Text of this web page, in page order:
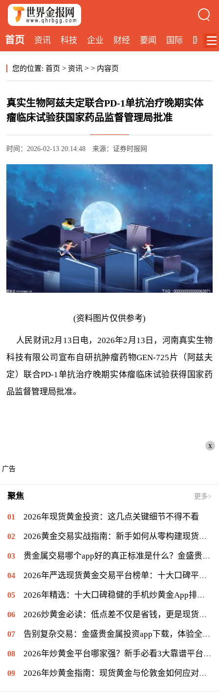
首页 资讯 科技 企业 财经 要闻 国际 国内
您的位置: 首页 > 资讯 > > 内容页
真实生物阿兹夫定联合PD-1单抗治疗晚期实体
瘤临床试验获国家药品监督管理局批准
时间：2026-02-13 20:14:48 来源：证券时报网
(资料图片仅供参考)
人民财讯2月13日电，2026年2月13日，河南真实生物
科技有限公司宣布自研抗肿瘤药物GEN-725片（阿兹夫
定）联合PD-1单抗治疗晚期实体瘤临床试验获得国家药
品监督管理局批准。
x
广告
聚焦 更多>
2026年现货黄金投资：这几点关键细节不得不看
2026黄金交易实战指南：新手如何从零构建现货黄金投资体系？
贵金属交易哪个app好的真正标准是什么？金盛贵金属用专业陪伴给出答案
2026年严选现货黄金交易平台榜单：十大口碑平台深度测评与避坑指南
2026年精选：十大口碑稳健的手机炒黄金App排行榜深度评测
2026炒黄金必读：低点差不仅是省钱，更是现货黄金盈利核心
告别复杂交易：金盛贵金属投资app下载，体验全能的便捷平台
2026年炒黄金平台哪家强？新手必看3大靠谱平台对比
2026年炒黄金指南：现货黄金与伦敦金如何应对美联储变动